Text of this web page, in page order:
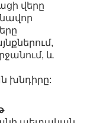
վերը
և
խնդիրը: